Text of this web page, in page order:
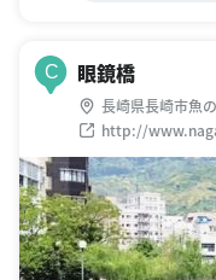
C 眼鏡橋
長崎県長崎市魚
http://